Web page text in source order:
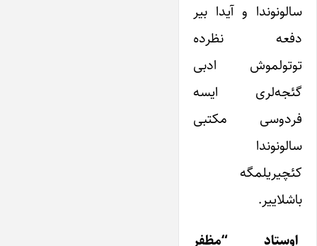
سالونوندا و آیدا بیر
دفعه نظرده
توتولموش ادبی
گئجه‌لری ایسه
فردوسی مکتبی
سالونوندا
کئچیریلمگه
باشلاییر.
اوستاد “مظفر